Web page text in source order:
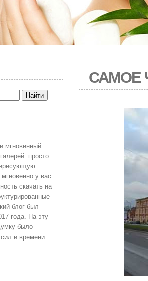
САМОЕ
мгновенный
просто
у вас
скачать на
блог был
года. На эту
было
и времени.